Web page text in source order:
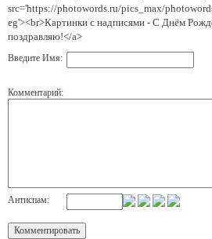
src='https://photowords.ru/pics_max/
eg'><br>Картинки с надписями - С Днём
поздравляю!</a>
Введите Имя:
Комментарий:
Антиспам: